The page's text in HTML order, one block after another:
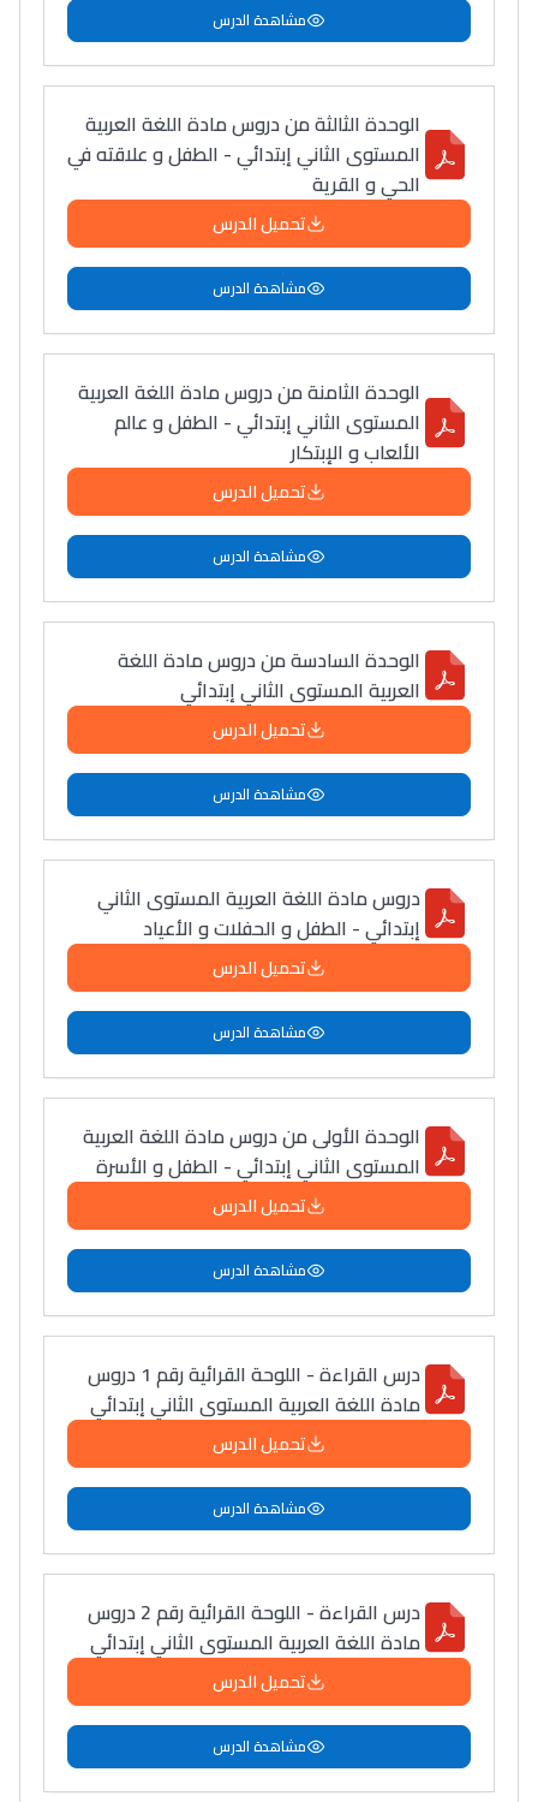
مشاهدة الدرس
الوحدة الثالثة من دروس مادة اللغة العربية
المستوى الثاني إبتدائي - الطفل و علاقته في
الحي و القرية
تحميل الدرس
مشاهدة الدرس
الوحدة الثامنة من دروس مادة اللغة العربية
المستوى الثاني إبتدائي - الطفل و عالم
الألعاب و الإبتكار
تحميل الدرس
مشاهدة الدرس
الوحدة السادسة من دروس مادة اللغة
العربية المستوى الثاني إبتدائي
تحميل الدرس
مشاهدة الدرس
دروس مادة اللغة العربية المستوى الثاني
إبتدائي - الطفل و الحفلات و الأعياد
تحميل الدرس
مشاهدة الدرس
الوحدة الأولى من دروس مادة اللغة العربية
المستوى الثاني إبتدائي - الطفل و الأسرة
تحميل الدرس
مشاهدة الدرس
درس القراءة - اللوحة القرائية رقم 1 دروس
مادة اللغة العربية المستوى الثاني إبتدائي
تحميل الدرس
مشاهدة الدرس
درس القراءة - اللوحة القرائية رقم 2 دروس
مادة اللغة العربية المستوى الثاني إبتدائي
تحميل الدرس
مشاهدة الدرس